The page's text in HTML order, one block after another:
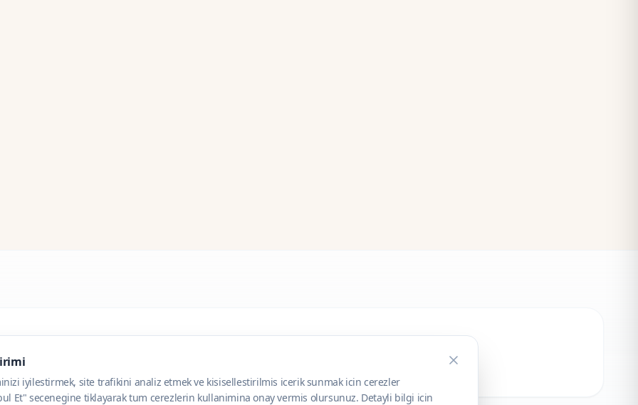
iyilestirmek, site trafikini analiz etmek ve kisisellestirilmis icerik sunmak icin cerezler
Et" secenegine tiklayarak tum cerezlerin kullanimina onay vermis olursunuz. Detayli bilgi icin